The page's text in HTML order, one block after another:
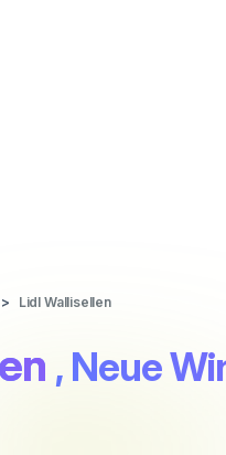
Lidl Wallisellen
, Neue